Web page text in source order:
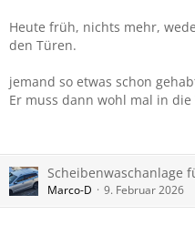
Heute früh, nichts mehr,
den Türen.
jemand so etwas schon
Er muss dann wohl mal in die
Scheibenwaschanlage
Marco-D 9. Februar 2026